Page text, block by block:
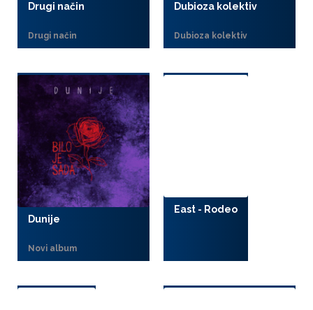
Drugi način
Drugi način
Dubioza kolektiv
Dubioza kolektiv
Dunije
Novi album
East - Rodeo